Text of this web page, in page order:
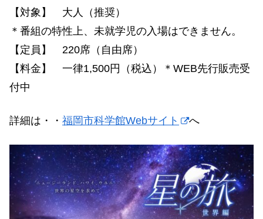
【対象】 大人（推奨）
＊番組の特性上、未就学児の入場はできません。
【定員】 220席（自由席）
【料金】 一律1,500円（税込）＊WEB先行販売受
付中
詳細は・・ 福岡市科学館Webサイト へ